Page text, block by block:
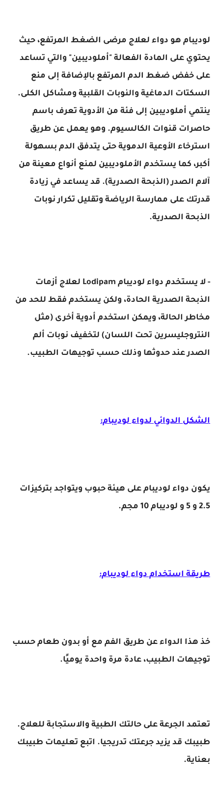
لوديبام هو دواء لعلاج مرضى الضغط المرتفع، حيث
يحتوي على المادة الفعالة "أملوديبين" والتي تساعد
على خفض ضغط الدم المرتفع بالإضافة إلى منع
السكتات الدماغية والنوبات القلبية ومشاكل الكلى.
ينتمي أملوديبين إلى فئة من الأدوية تعرف باسم
حاصرات قنوات الكالسيوم. وهو يعمل عن طريق
استرخاء الأوعية الدموية حتى يتدفق الدم بسهولة
أكبر، كما يستخدم الأملوديبين لمنع أنواع معينة من
آلام الصدر (الذبحة الصدرية). قد يساعد في زيادة
قدرتك على ممارسة الرياضة وتقليل تكرار نوبات
الذبحة الصدرية.
- لا يستخدم دواء لوديبام Lodipam لعلاج أزمات
الذبحة الصدرية الحادة، ولكن يستخدم فقط للحد من
مخاطر الحالة، ويمكن استخدم أدوية أخرى (مثل
النتروجليسرين تحت اللسان) لتخفيف نوبات ألم
الصدر عند حدوثها وذلك حسب توجيهات الطبيب.
الشكل الدوائي لدواء لوديبام:
يكون دواء لوديبام على هيئة حبوب ويتواجد بتركيزات
2.5 و 5 و لوديبام 10 مجم.
طريقة استخدام دواء لوديبام:
خذ هذا الدواء عن طريق الفم مع أو بدون طعام حسب
توجيهات الطبيب، عادة مرة واحدة يوميًا.
تعتمد الجرعة على حالتك الطبية والاستجابة للعلاج.
طبيبك قد يزيد جرعتك تدريجيا. اتبع تعليمات طبيبك
بعناية.